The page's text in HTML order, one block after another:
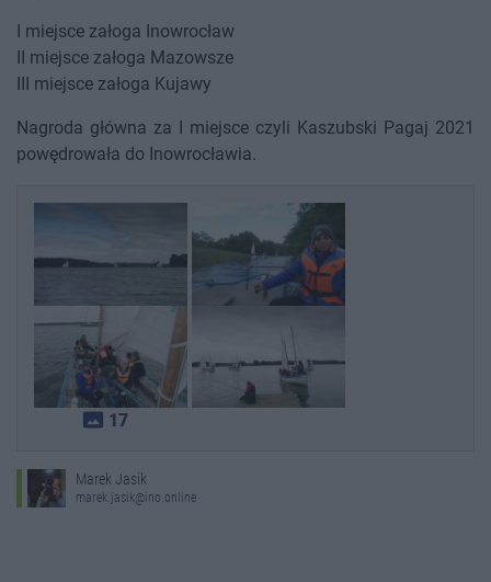
I miejsce załoga Inowrocław
II miejsce załoga Mazowsze
III miejsce załoga Kujawy
Nagroda główna za I miejsce czyli Kaszubski Pagaj 2021
powędrowała do Inowrocławia.
photo_size_select_actual 17
Marek Jasik
marek.jasik@ino.online